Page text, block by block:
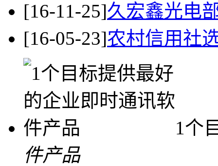
[16-11-25]久宏鑫光电
[16-05-23]农村信用社
1个
件产品